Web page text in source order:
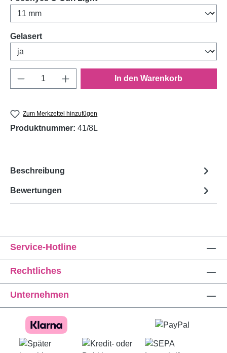
Gelasertauswählen
Produkt Anzahl: Gib den gewünschten
In den Warenkorb
Zum Merkzettel hinzufügen
Produktnummer: 41/8L
Beschreibung
Bewertungen
Service-Hotline
Rechtliches
Unternehmen